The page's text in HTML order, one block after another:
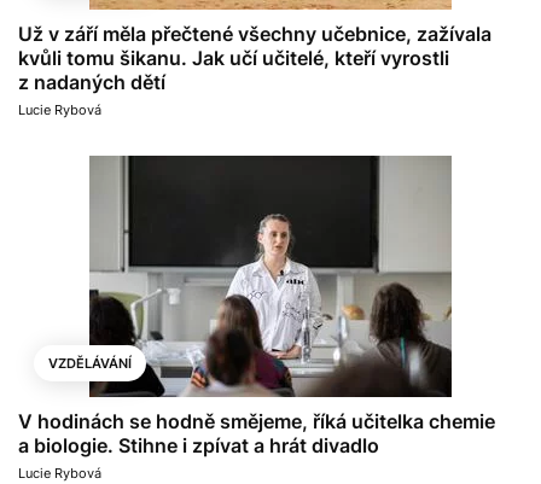
Už v září měla přečtené všechny učebnice, zažívala
kvůli tomu šikanu. Jak učí učitelé, kteří vyrostli
z nadaných dětí
Lucie Rybová
VZDĚLÁVÁNÍ
V hodinách se hodně smějeme, říká učitelka chemie
a biologie. Stihne i zpívat a hrát divadlo
Lucie Rybová